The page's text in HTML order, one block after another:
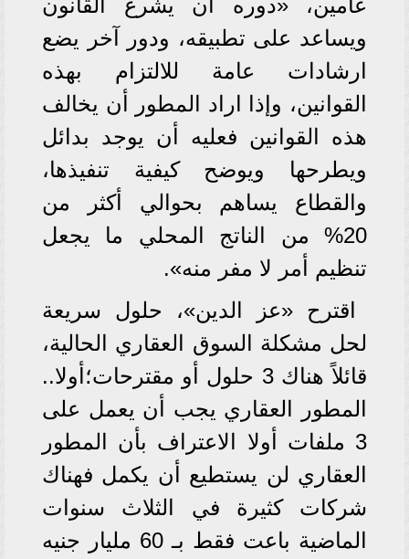
عامين، «دوره أن يشرع القانون
ويساعد على تطبيقه، ودور آخر يضع
ارشادات عامة للالتزام بهذه
القوانين، وإذا اراد المطور أن يخالف
هذه القوانين فعليه أن يوجد بدائل
ويطرحها ويوضح كيفية تنفيذها،
والقطاع يساهم بحوالي أكثر من
20% من الناتج المحلي ما يجعل
تنظيم أمر لا مفر منه».
اقترح «عز الدين»، حلول سريعة
لحل مشكلة السوق العقاري الحالية،
قائلاً هناك 3 حلول أو مقترحات؛أولا..
المطور العقاري يجب أن يعمل على
3 ملفات أولا الاعتراف بأن المطور
العقاري لن يستطيع أن يكمل فهناك
شركات كثيرة في الثلاث سنوات
الماضية باعت فقط بـ 60 مليار جنيه